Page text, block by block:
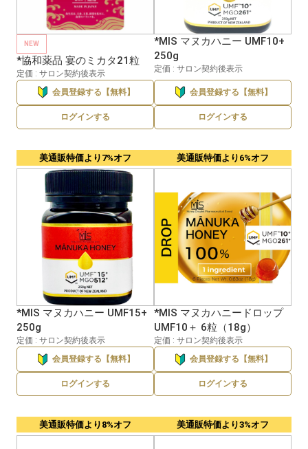
NEW
*協和薬品 宴のミカタ21粒
定価 : サロン契約後表示
会員登録する【無料】
ログインする
*MIS マヌカハニー UMF10+
250g
定価 : サロン契約後表示
会員登録する【無料】
ログインする
美通販特価より7%オフ
*MIS マヌカハニー UMF15+
250g
定価 : サロン契約後表示
会員登録する【無料】
ログインする
美通販特価より6%オフ
*MIS マヌカハニードロップ
UMF10＋ 6粒（18g）
定価 : サロン契約後表示
会員登録する【無料】
ログインする
美通販特価より8%オフ 美通販特価より3%オフ